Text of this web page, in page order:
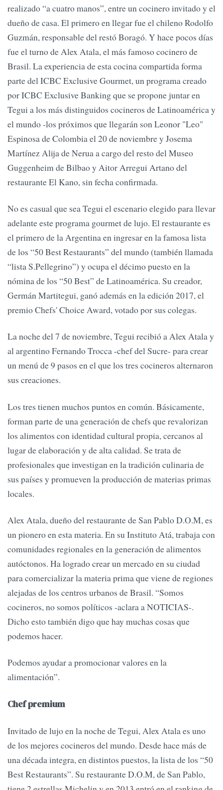
realizado “a cuatro manos”, entre un cocinero invitado y el
dueño de casa. El primero en llegar fue el chileno Rodolfo
Guzmán, responsable del restó Boragó. Y hace pocos días
fue el turno de Alex Atala, el más famoso cocinero de
Brasil. La experiencia de esta cocina compartida forma
parte del ICBC Exclusive Gourmet, un programa creado
por ICBC Exclusive Banking que se propone juntar en
Tegui a los más distinguidos cocineros de Latinoamérica y
el mundo -los próximos que llegarán son Leonor "Leo"
Espinosa de Colombia el 20 de noviembre y Josema
Martínez Alija de Nerua a cargo del resto del Museo
Guggenheim de Bilbao y Aitor Arregui Artano del
restaurante El Kano, sin fecha confirmada.
No es casual que sea Tegui el escenario elegido para llevar
adelante este programa gourmet de lujo. El restaurante es
el primero de la Argentina en ingresar en la famosa lista
de los “50 Best Restaurants” del mundo (también llamada
“lista S.Pellegrino”) y ocupa el décimo puesto en la
nómina de los “50 Best” de Latinoamérica. Su creador,
Germán Martitegui, ganó además en la edición 2017, el
premio Chefs' Choice Award, votado por sus colegas.
La noche del 7 de noviembre, Tegui recibió a Alex Atala y
al argentino Fernando Trocca -chef del Sucre- para crear
un menú de 9 pasos en el que los tres cocineros alternaron
sus creaciones.
Los tres tienen muchos puntos en común. Básicamente,
forman parte de una generación de chefs que revalorizan
los alimentos con identidad cultural propia, cercanos al
lugar de elaboración y de alta calidad. Se trata de
profesionales que investigan en la tradición culinaria de
sus países y promueven la producción de materias primas
locales.
Alex Atala, dueño del restaurante de San Pablo D.O.M, es
un pionero en esta materia. En su Instituto Atá, trabaja con
comunidades regionales en la generación de alimentos
autóctonos. Ha logrado crear un mercado en su ciudad
para comercializar la materia prima que viene de regiones
alejadas de los centros urbanos de Brasil. “Somos
cocineros, no somos políticos -aclara a NOTICIAS-.
Dicho esto también digo que hay muchas cosas que
podemos hacer.
Podemos ayudar a promocionar valores en la
alimentación”.
Chef premium
Invitado de lujo en la noche de Tegui, Alex Atala es uno
de los mejores cocineros del mundo. Desde hace más de
una década integra, en distintos puestos, la lista de los “50
Best Restaurants”. Su restaurante D.O.M, de San Pablo,